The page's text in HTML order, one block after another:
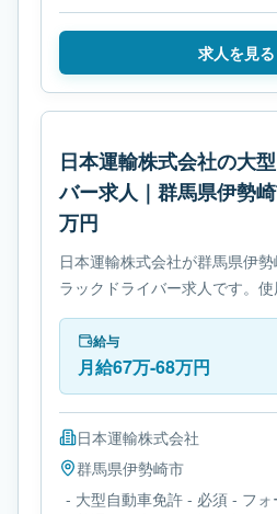
求人を見る
日本運輸株式会社の大
バー求人｜群馬県伊勢
万円
日本運輸株式会社が群馬県伊
ラックドライバー求人です。
です。勤務時間は- 変形労働時
大型自動車免許です。
給与
月給67万-68万円
日本運輸株式会社
群馬県伊勢崎市
- 大型自動車免許 - 必須 - フ